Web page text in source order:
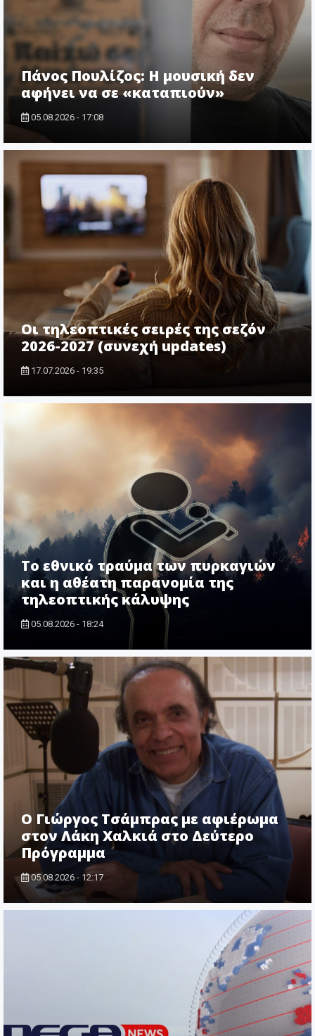
Πάνος Πουλίζος: Η μουσική δεν
αφήνει να σε «καταπιούν»
05.08.2026 - 17:08
Οι τηλεοπτικές σειρές της σεζόν
2026-2027 (συνεχή updates)
17.07.2026 - 19:35
Το εθνικό τραύμα των πυρκαγιών
και η αθέατη παρανομία της
τηλεοπτικής κάλυψης
05.08.2026 - 18:24
O Γιώργος Τσάμπρας με αφιέρωμα
στον Λάκη Χαλκιά στο Δεύτερο
Πρόγραμμα
05.08.2026 - 12:17